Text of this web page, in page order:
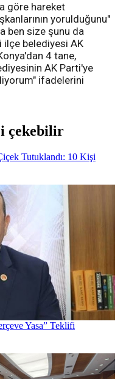
göre hareket
yorulduğunu"
ben size şunu da
ilçe belediyesi AK
4 tane,
AK Parti'ye
ifadelerini
çekebilir
Tutuklandı: 10 Kişi
Yasa” Teklifi